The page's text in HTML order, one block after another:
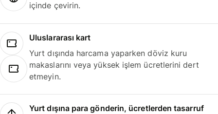
içinde çevirin.
Uluslararası kart
Yurt dışında harcama yaparken döviz kuru
makaslarını veya yüksek işlem ücretlerini dert
etmeyin.
Yurt dışına para gönderin, ücretlerden tasarruf